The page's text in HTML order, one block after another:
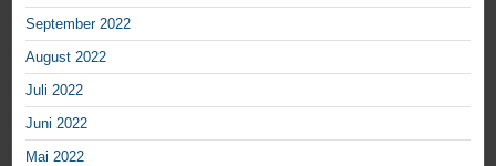
September 2022
August 2022
Juli 2022
Juni 2022
Mai 2022